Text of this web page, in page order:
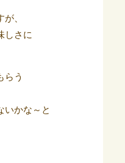
、
しさに
らう
いかな～と